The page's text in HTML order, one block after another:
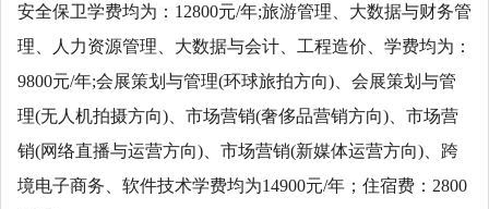
安全保卫学费均为：12800元/年;旅游管理、大数据与财务管
理、人力资源管理、大数据与会计、工程造价、学费均为：
9800元/年;会展策划与管理(环球旅拍方向)、会展策划与管
理(无人机拍摄方向)、市场营销(奢侈品营销方向)、市场营
销(网络直播与运营方向)、市场营销(新媒体运营方向)、跨
境电子商务、软件技术学费均为14900元/年；住宿费：2800